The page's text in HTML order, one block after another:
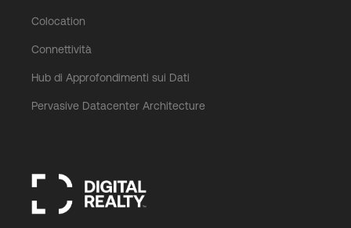
Colocation
Connettività
Hub di Approfondimenti sui Dati
Pervasive Datacenter Architecture